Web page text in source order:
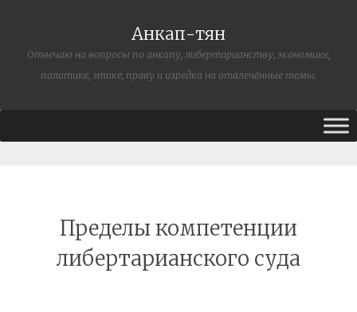
Анкап-тян
Отвечаю на вопросы по анкапу, либертарианству, экономике,
политике, этике, праву и изредка на отвлечённые темы.
Пределы компетенции
либертарианского суда